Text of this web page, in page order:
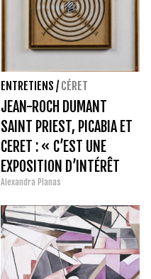
ENTRETIENS / CÉRET
JEAN-ROCH DUMANT
SAINT PRIEST, PICABIA ET
CERET : « C’EST UNE
EXPOSITION D’INTÉRÊT
NATIONAL »
Alexandra Planas